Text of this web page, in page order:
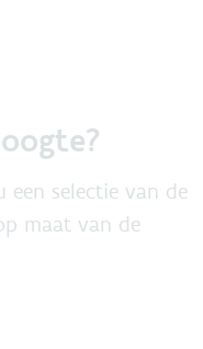
een selectie van de
maat van de